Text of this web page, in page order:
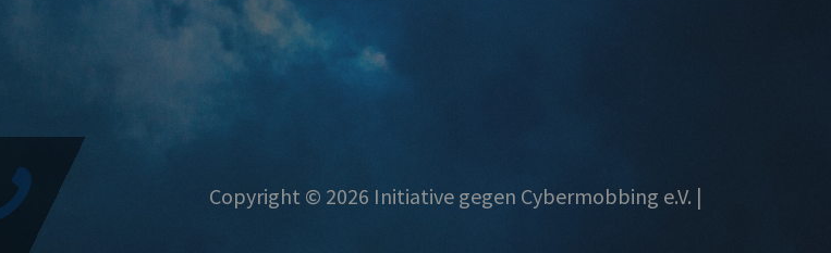
Copyright © 2026 Initiative gegen Cybermobbing e.V. |